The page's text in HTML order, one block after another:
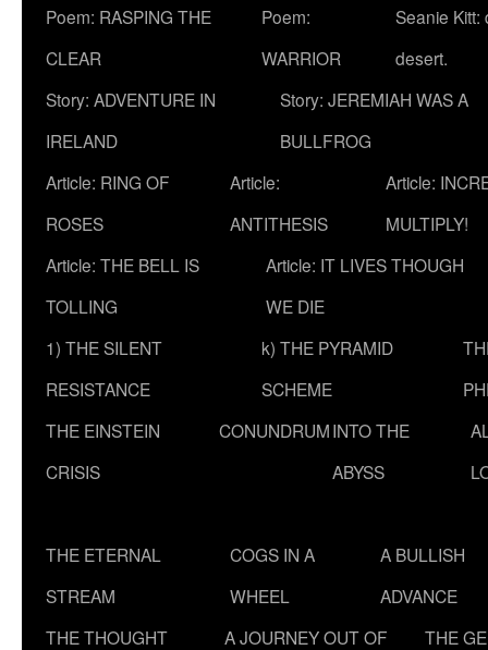
Poem: RASPING THE
CLEAR
Poem:
WARRIOR
Seanie Kitt:
desert.
Story: ADVENTURE IN
IRELAND
Story: JEREMIAH WAS A
BULLFROG
Article: RING OF
ROSES
Article:
ANTITHESIS
Article:
MULTIPLY!
Article: THE BELL IS
TOLLING
Article: IT LIVES THOUGH
WE DIE
1) THE SILENT
RESISTANCE
k) THE PYRAMID
SCHEME
THE EINSTEIN
CRISIS
CONUNDRUMINTO THE
ABYSS
THE ETERNAL
STREAM
COGS IN A
WHEEL
A BULLISH
ADVANCE
THE THOUGHT
A JOURNEY OUT OF
THE